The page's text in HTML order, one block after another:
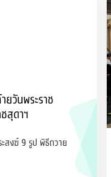
ยวันพระราช
สุดาฯ
สงฆ์ 9 รูป พิธีถวาย